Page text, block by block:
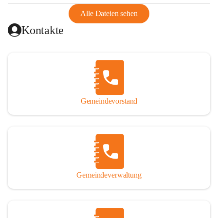
Aus diesem Grund war die Bevölkerung dazu gezwungen,
Schmuggel zu betreiben. Es kam oft zu nächtlichen
Überfällen und Schießereien. Erst mit dem Anschluss des
wirtschaftlich ging es bergauf. Dieser Aufschwung endete
1926. Es folgten Arbeitslosigkeit, Preissteigerung und
Unanbringlichkeit von Produkten. Daher wurde der
Anschluss an das Deutsche Reich begrüßt. Als der Zweite
Weltkrieg ausbrach, schwang die Stimmung um. Es starben
26 Männer an der Front, weitere 16 werden vermisst.
Von 1971 bis 1991 gehörte Wörterberg zur Gemeinde
Ollersdorf. Durch den Einsatz von mehreren Ortsansässigen
wurde Wörterberg 1991 wieder eine eigenständige
Die Gemeinde liegt im Südburgenland im Nordwesten des
Alle Dateien sehen
Kontakte
Gemeindevorstand
Gemeindeverwaltung